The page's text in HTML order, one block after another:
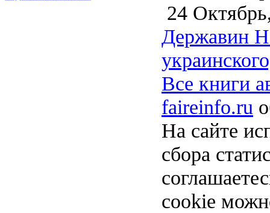
24
Державин
Все книги
faireinfo.ru
На сайте
сбора
cookie